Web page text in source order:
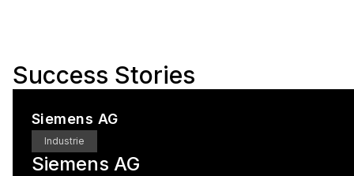
Success Stories
Siemens AG
Industrie
Siemens AG